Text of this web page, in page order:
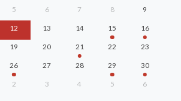
5 6 7 8 9
12 13 14 15 16
19 20 21 22 23
26 27 28 29 30
2 3 4 5 6